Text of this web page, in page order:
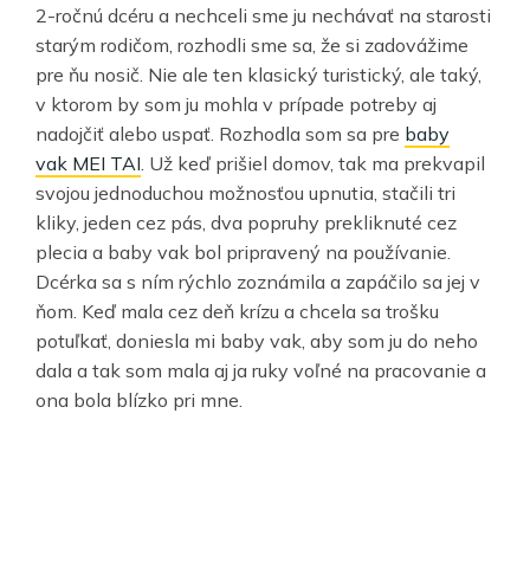
2-ročnú dcéru a nechceli sme ju nechávať na starosti
starým rodičom, rozhodli sme sa, že si zadovážime
pre ňu nosič. Nie ale ten klasický turistický, ale taký,
v ktorom by som ju mohla v prípade potreby aj
nadojčiť alebo uspať. Rozhodla som sa pre baby
vak MEI TAI. Už keď prišiel domov, tak ma prekvapil
svojou jednoduchou možnosťou upnutia, stačili tri
kliky, jeden cez pás, dva popruhy prekliknuté cez
plecia a baby vak bol pripravený na používanie.
Dcérka sa s ním rýchlo zoznámila a zapáčilo sa jej v
ňom. Keď mala cez deň krízu a chcela sa trošku
potuľkať, doniesla mi baby vak, aby som ju do neho
dala a tak som mala aj ja ruky voľné na pracovanie a
ona bola blízko pri mne.